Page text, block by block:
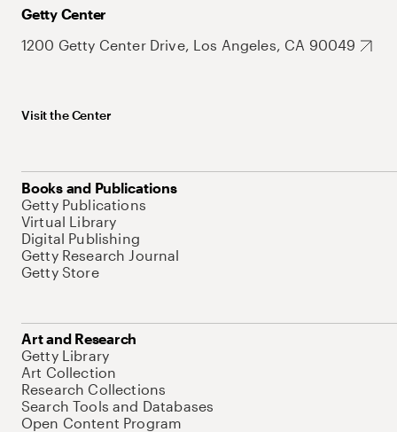
Getty Center
1200 Getty Center Drive, Los Angeles, CA 90049
Visit the Center
Books and Publications
Getty Publications
Virtual Library
Digital Publishing
Getty Research Journal
Getty Store
Art and Research
Getty Library
Art Collection
Research Collections
Search Tools and Databases
Open Content Program